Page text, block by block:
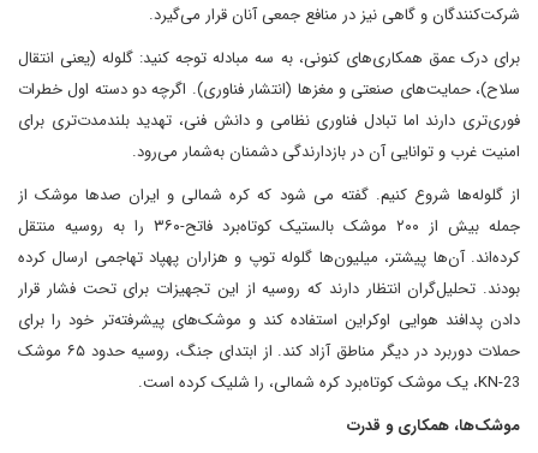
شرکت‌کنندگان و گاهی نیز در منافع جمعی آنان قرار می‌گیرد.
برای درک عمق همکاری‌های کنونی، به سه مبادله توجه کنید: گلوله‌ (یعنی انتقال
سلاح)، حمایت‌های صنعتی و مغزها (انتشار فناوری). اگرچه دو دسته اول خطرات
فوری‌تری دارند اما تبادل فناوری نظامی و دانش فنی، تهدید بلندمدت‌تری برای
امنیت غرب و توانایی آن در بازدارندگی دشمنان به‌شمار می‌رود.
از گلوله‌ها شروع کنیم. گفته می شود که کره شمالی و ایران صدها موشک از
جمله بیش از ۲۰۰ موشک بالستیک کوتاه‌برد فاتح-۳۶۰ را به روسیه منتقل
کرده‌اند. آن‌ها پیشتر، میلیون‌ها گلوله توپ و هزاران پهپاد تهاجمی ارسال کرده
بودند. تحلیل‌گران انتظار دارند که روسیه از این تجهیزات برای تحت فشار قرار
دادن پدافند هوایی اوکراین استفاده کند و موشک‌های پیشرفته‌تر خود را برای
حملات دوربرد در دیگر مناطق آزاد کند. از ابتدای جنگ، روسیه حدود ۶۵ موشک
KN-23، یک موشک کوتاه‌برد کره شمالی، را شلیک کرده است.
موشک‌ها، همکاری و قدرت